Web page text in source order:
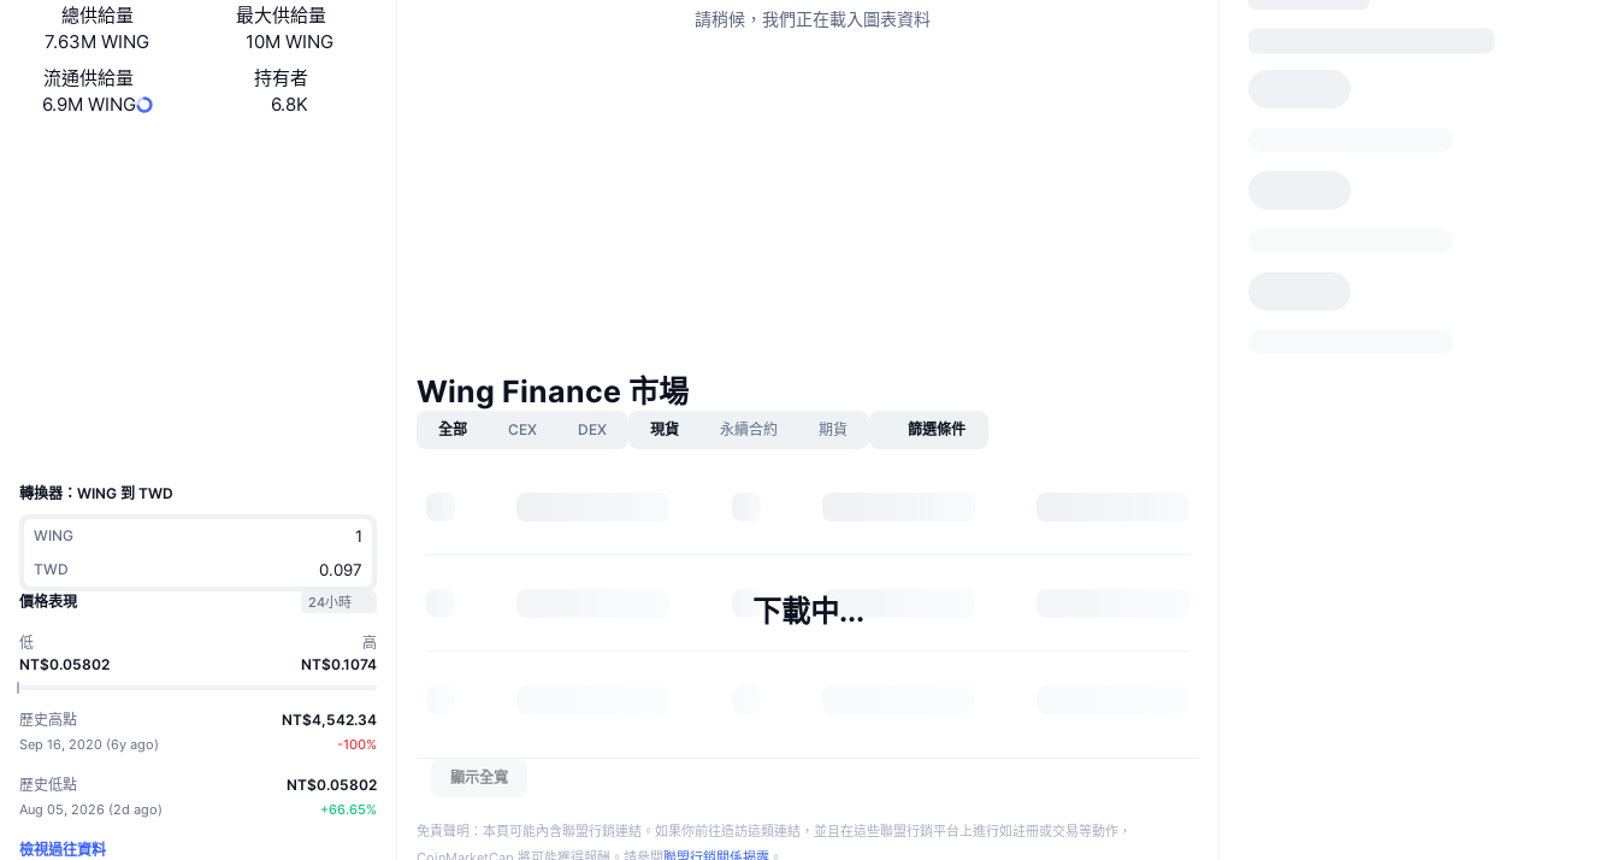
總供給量
7.63M WING
最大供給量
10M WING
流通供給量
6.9M WING
持有者
6.8K
轉換器：WING 到 TWD
WING
TWD
價格表現
24小時
低
NT$0.05802
高
NT$0.1074
歷史高點
Sep 16, 2020 (6y ago)
NT$4,542.34
-100%
歷史低點
Aug 05, 2026 (2d ago)
NT$0.05802
+66.65%
檢視過往資料
請稍候，我們正在載入圖表資料
Wing Finance 市場
全部 CEX DEX 現貨 永續合約 期貨 篩選條件
下載中...
顯示全寬
免責聲明：本頁可能內含聯盟行銷連結。如果你前往造訪這類連結，並且在這些聯盟行銷平台上進行如註冊或交易等動作，